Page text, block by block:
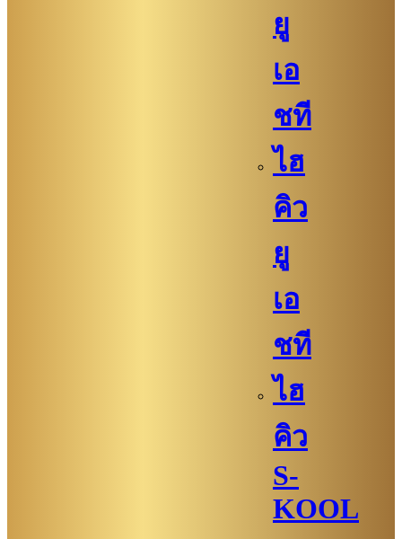
ยู
เอ
ชที
ไฮ
คิว
ยู
เอ
ชที
ไฮ
คิว
S-
KOOL